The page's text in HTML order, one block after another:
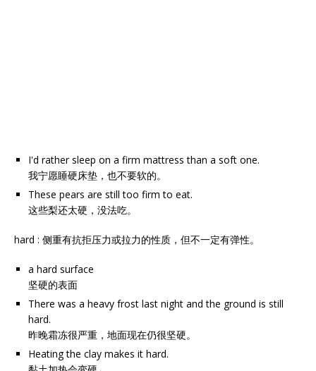
I'd rather sleep on a firm mattress than a soft one.
我宁愿睡硬床垫，也不要软的。
These pears are still too firm to eat.
这些梨还太硬，没法吃。
hard : 侧重有抗拒压力或拉力的性质，但不一定有弹性。
a hard surface
坚硬的表面
There was a heavy frost last night and the ground is still
hard.
昨晚霜冻很严重，地面现在仍很坚硬。
Heating the clay makes it hard.